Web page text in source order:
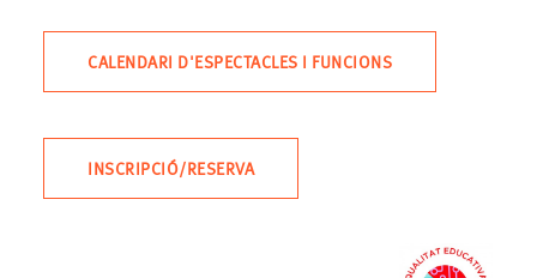
CALENDARI D'ESPECTACLES I FUNCIONS
INSCRIPCIÓ/RESERVA